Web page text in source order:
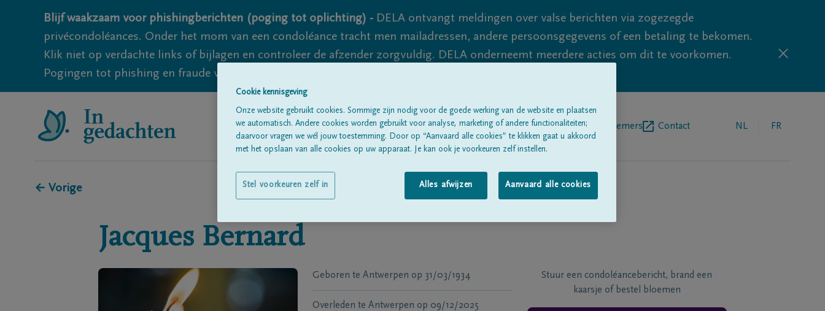
Blijf waakzaam voor phishingberichten (poging tot oplichting) - DELA ontvangt meldingen over valse berichten via zogezegde
privécondoléances. Onder het mom van een condoléance tracht men mailadressen, andere persoonsgegevens of een betaling te bekomen.
Klik niet op verdachte links of bijlagen en controleer de afzender zorgvuldig. DELA onderneemt meerdere acties om dit te voorkomen.
Pogingen tot phishing en fraude vallen echter nooit volledig uit te sluiten, dus blijf waakzaam.
Alle rouwberichten Over onsBegrafenisondernemers Contact NL FR
← Vorige
Jacques Bernard
Geboren te Antwerpen op 31/03/1934
Overleden te Antwerpen op 09/12/2025
Stuur een condoléancebericht, brand een
kaarsje of bestel bloemen
Cookie kennisgeving
Onze website gebruikt cookies. Sommige zijn nodig voor de goede werking van de website en plaatsen
we automatisch. Andere cookies worden gebruikt voor analyse, marketing of andere functionaliteiten;
daarvoor vragen we wél jouw toestemming. Door op “Aanvaard alle cookies” te klikken gaat u akkoord
met het opslaan van alle cookies op uw apparaat. Je kan ook je voorkeuren zelf instellen.
Alles afwijzen Aanvaard alle cookies
Stel voorkeuren zelf in